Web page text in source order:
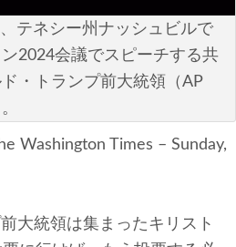
リティ―
テネシー州ナッシュビルで
2024会議でスピーチする共
・トランプ前大統領（AP
Washington Times – Sunday,
大統領は集まったキリスト